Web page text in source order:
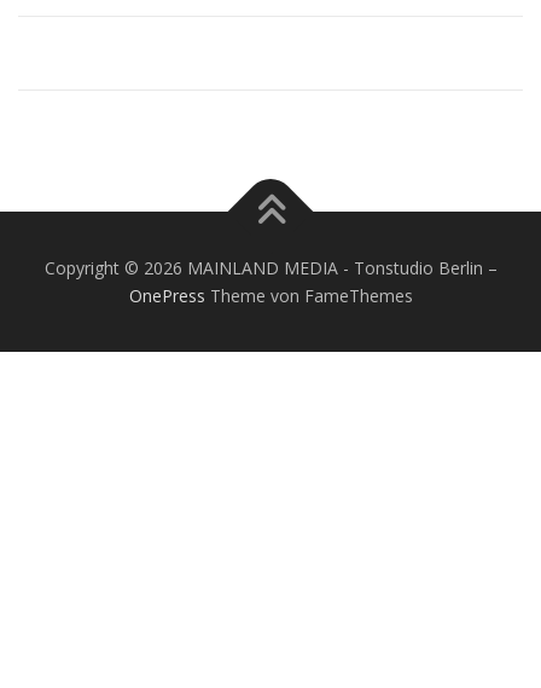
Copyright © 2026 MAINLAND MEDIA - Tonstudio Berlin –
OnePress Theme von FameThemes